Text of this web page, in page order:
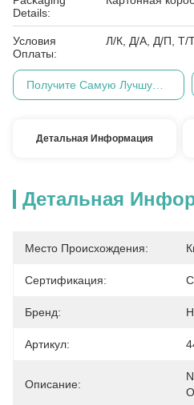
Details:
Условия
Оплаты:
Л/К, Д/А, Д/П, Т/
Детальная Информация
Детальная
Место Происхождения:
Сертификация:
Бренд:
Артикул:
Описание: